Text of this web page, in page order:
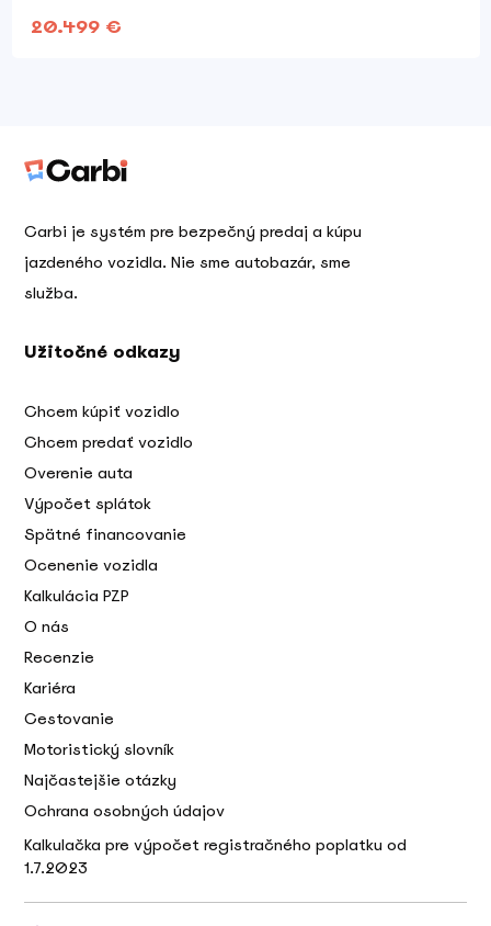
20.499 €
Carbi je systém pre bezpečný predaj a kúpu
jazdeného vozidla. Nie sme autobazár, sme
služba.
Užitočné odkazy
Chcem kúpiť vozidlo
Chcem predať vozidlo
Overenie auta
Výpočet splátok
Spätné financovanie
Ocenenie vozidla
Kalkulácia PZP
O nás
Recenzie
Kariéra
Cestovanie
Motoristický slovník
Najčastejšie otázky
Ochrana osobných údajov
Kalkulačka pre výpočet registračného poplatku od
1.7.2023